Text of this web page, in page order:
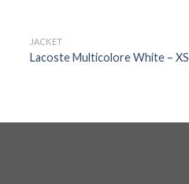
JACKET
Lacoste Multicolore White – XS